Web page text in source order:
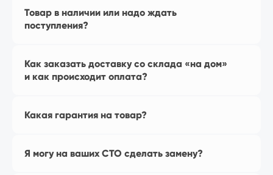
Товар в наличии или надо ждать
поступления?
Как заказать доставку со склада «на дом»
и как происходит оплата?
Какая гарантия на товар?
Я могу на ваших СТО сделать замену?
Наш магазин
на Яндекс Маркет